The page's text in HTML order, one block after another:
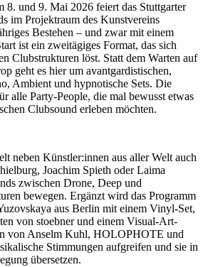
8. und 9. Mai 2026 feiert das Stuttgarter
im Projektraum des Kunstvereins
Bestehen – und zwar mit einem
ist ein zweitägiges Format, das sich
Clubstrukturen löst. Statt dem Warten auf
geht es hier um avantgardistischen,
Ambient und hypnotische Sets. Die
alle Party-People, die mal bewusst etwas
Clubsound erleben möchten.
neben Künstler:innen aus aller Welt auch
Joachim Spieth oder Laima
zwischen Drone, Deep und
bewegen. Ergänzt wird das Programm
aus Berlin mit einem Vinyl-Set,
von stoebner und einem Visual-Art-
von Anselm Kuhl, HOLOPHOTE und
Stimmungen aufgreifen und sie in
übersetzen.